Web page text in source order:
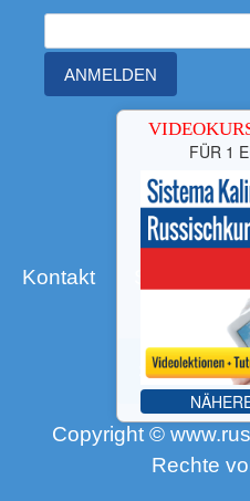
FÜR 1
ANMELDEN
Kontakt
Shop -
Copyright ©
Rechte